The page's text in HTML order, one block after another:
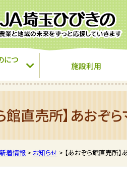
につ
施設利用
館直売所】あおぞら
新着情報> お知らせ > 【あおぞら館直売所】